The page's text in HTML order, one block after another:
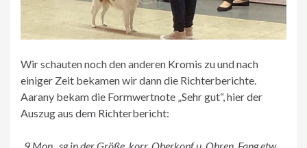
Wir schauten noch den anderen Kromis zu und nach
einiger Zeit bekamen wir dann die Richterberichte.
Aarany bekam die Formwertnote „Sehr gut“, hier der
Auszug aus dem Richterbericht: